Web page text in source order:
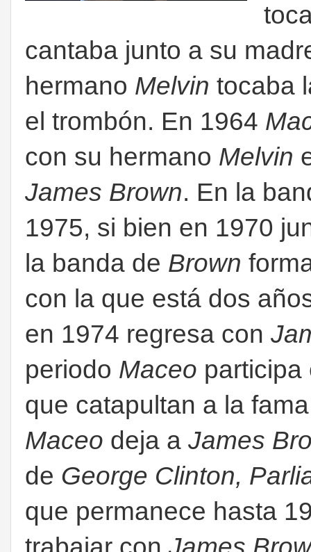
cantaba junto a su
hermano Melvin tocaba
el trombón. En 1964
con su hermano Melvin
James Brown. En la
1975, si bien en 1970
la banda de Brown
con la que está dos
en 1974 regresa con
periodo Maceo participa
que catapultan a la
Maceo deja a James
de George Clinton,
que permanece hasta